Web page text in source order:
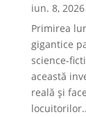
iun. 8, 2026
Primirea
gigantice
science-
această
reală și